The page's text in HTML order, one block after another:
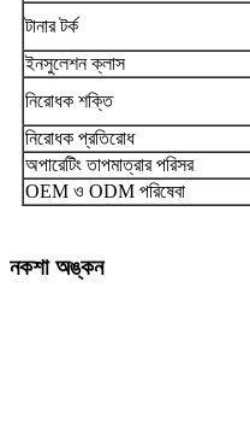
টানার টর্ক
ইনসুলেশন ক্লাস
নিরোধক শক্তি
নিরোধক প্রতিরোধ
অপারেটিং তাপমাত্রার পরিসর
OEM ও ODM পরিষেবা
নকশা অঙ্কন